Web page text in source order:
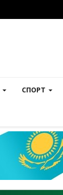
СПОРТ